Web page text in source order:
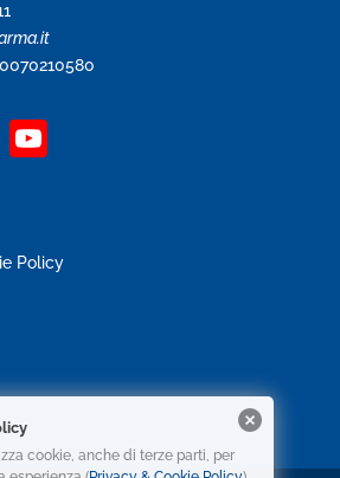
X Y
T
C
h
Policy
cookie, anche di terze parti, per